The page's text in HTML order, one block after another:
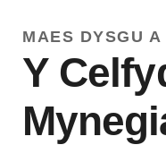
MAES DYSGU
Y